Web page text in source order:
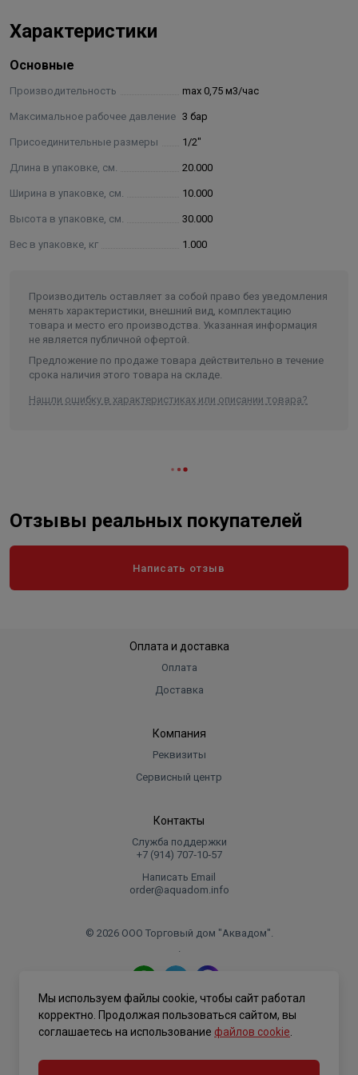
Пропорциональное добавление в воду полифосфатов
изменяет характеристики питьевой воды, но
удерживает в растворенном состоянии соли
временной жесткости, которые, в противном случае,
образуют отложения накипи и способствуют развитию
коррозии.
Подключение: ½ дюйма.
Расход мин/макс: 0,18-0,75 м3/час.
Характеристики
Основные
Производительность max 0,75 м3/час
Максимальное рабочее давление 3 бар
Присоединительные размеры 1/2"
Длина в упаковке, см. 20.000
Ширина в упаковке, см. 10.000
Высота в упаковке, см. 30.000
Вес в упаковке, кг 1.000
Производитель оставляет за собой право без уведомления
менять характеристики, внешний вид, комплектацию
товара и место его производства. Указанная информация
не является публичной офертой.
Предложение по продаже товара действительно в течение
срока наличия этого товара на складе.
Нашли ошибку в характеристиках или описании товара?
Отзывы реальных покупателей
Написать отзыв
Оплата и доставка
Оплата
Доставка
Компания
Реквизиты
Сервисный центр
Контакты
Служба поддержки
+7 (914) 707‑10‑57
Написать Email
order@aquadom.info
© 2026 ООО Торговый дом "Аквадом".
.
Политика конфиденциальности
Мы используем файлы cookie, чтобы сайт работал
корректно. Продолжая пользоваться сайтом, вы
соглашаетесь на использование файлов cookie